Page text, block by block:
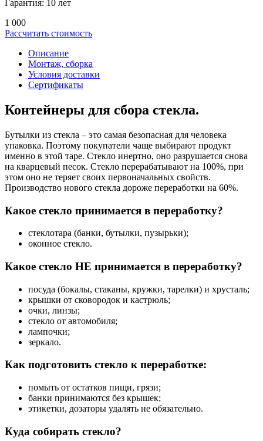
Гарантия: 10 лет
1 000
Рассчитать стоимость
Описание
Монтаж, сборка
Условия доставки
Сертификаты
Контейнеры для сбора стекла.
Бутылки из стекла – это самая безопасная для человека
упаковка. Поэтому покупатели чаще выбирают продукт
именно в этой таре. Стекло инертно, оно разрушается снова
на кварцевый песок. Стекло перерабатывают на 100%, при
этом оно не теряет своих первоначальных свойств.
Производство нового стекла дороже переработки на 60%.
Какое стекло принимается в переработку?
стеклотара (банки, бутылки, пузырьки);
оконное стекло.
Какое стекло НЕ принимается в переработку?
посуда (бокалы, стаканы, кружки, тарелки) и хрусталь;
крышки от сковородок и кастрюль;
очки, линзы;
стекло от автомобиля;
лампочки;
зеркало.
Как подготовить стекло к переработке:
помыть от остатков пищи, грязи;
банки принимаются без крышек;
этикетки, дозаторы удалять не обязательно.
Куда собирать стекло?